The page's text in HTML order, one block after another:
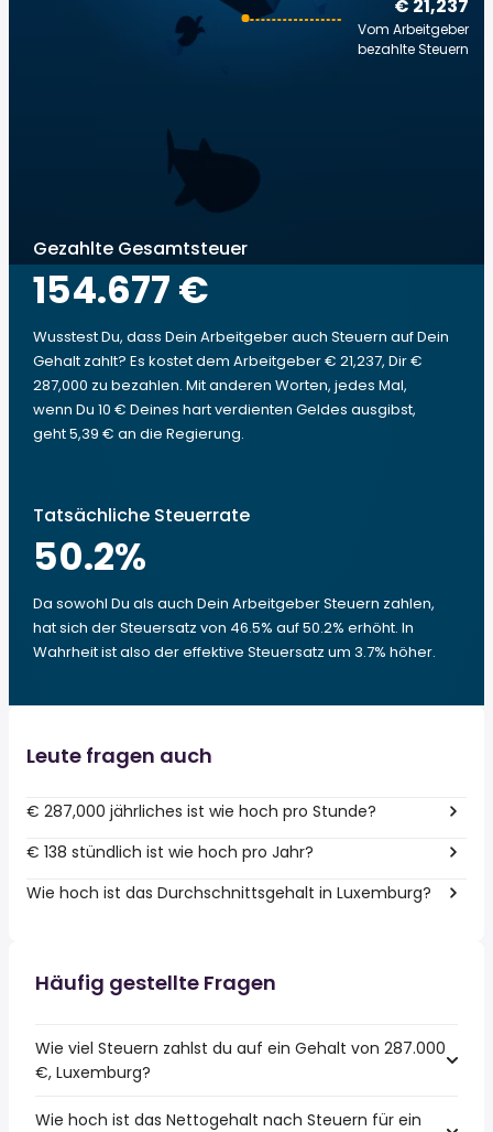
€ 21,237
Vom Arbeitgeber
bezahlte Steuern
Gezahlte Gesamtsteuer
154.677 €
Wusstest Du, dass Dein Arbeitgeber auch Steuern auf Dein
Gehalt zahlt? Es kostet dem Arbeitgeber € 21,237, Dir €
287,000 zu bezahlen. Mit anderen Worten, jedes Mal,
wenn Du 10 € Deines hart verdienten Geldes ausgibst,
geht 5,39 € an die Regierung.
Tatsächliche Steuerrate
50.2%
Da sowohl Du als auch Dein Arbeitgeber Steuern zahlen,
hat sich der Steuersatz von 46.5% auf 50.2% erhöht. In
Wahrheit ist also der effektive Steuersatz um 3.7% höher.
Leute fragen auch
€ 287,000 jährliches ist wie hoch pro Stunde?
€ 138 stündlich ist wie hoch pro Jahr?
Wie hoch ist das Durchschnittsgehalt in Luxemburg?
Häufig gestellte Fragen
Wie viel Steuern zahlst du auf ein Gehalt von 287.000
€, Luxemburg?
Wie hoch ist das Nettogehalt nach Steuern für ein